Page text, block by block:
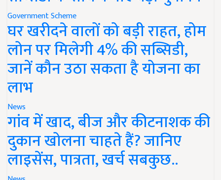
Government Scheme
घर खरीदने वालों को बड़ी राहत, होम
लोन पर मिलेगी 4% की सब्सिडी,
जानें कौन उठा सकता है योजना का
लाभ
News
गांव में खाद, बीज और कीटनाशक की
दुकान खोलना चाहते हैं? जानिए
लाइसेंस, पात्रता, खर्च सबकुछ..